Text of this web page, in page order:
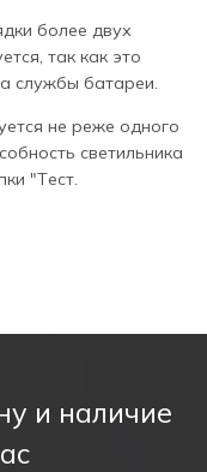
PL CL 1.1
В качестве
более двух
так как это
службы батареи.
не реже одного
светильника
"Тест.
и наличие